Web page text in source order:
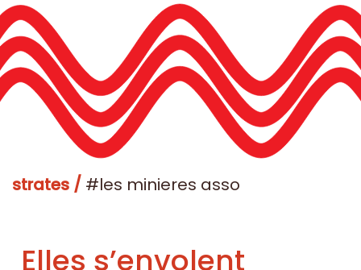
strates / #les minieres asso
Elles s’envolent